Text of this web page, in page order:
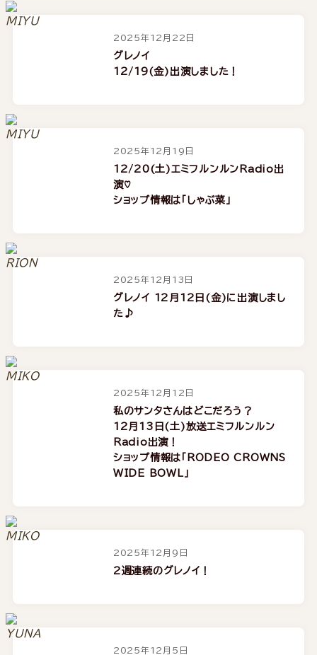
2025年12月22日
グレノイ
12/19(金)出演しました！
2025年12月19日
12/20(土)エミフルンルンRadio出
演♡
ショップ情報は「しゃぶ菜」
2025年12月13日
グレノイ 12月12日(金)に出演しまし
た♪
2025年12月12日
私のサンタさんはどこだろう？
12月13日(土)放送エミフルンルン
Radio出演！
ショップ情報は「RODEO CROWNS
WIDE BOWL」
2025年12月9日
2週連続のグレノイ！
2025年12月5日